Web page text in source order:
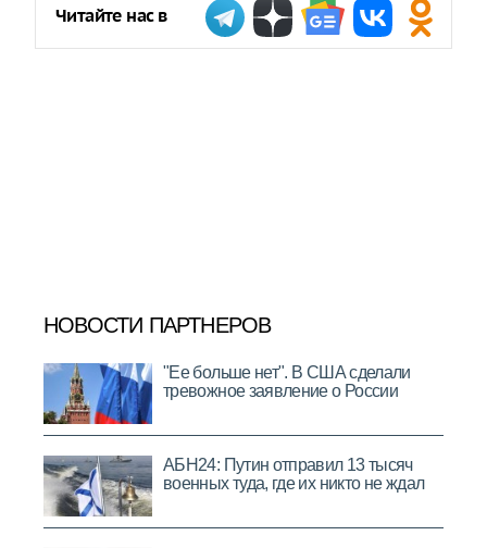
Читайте нас в